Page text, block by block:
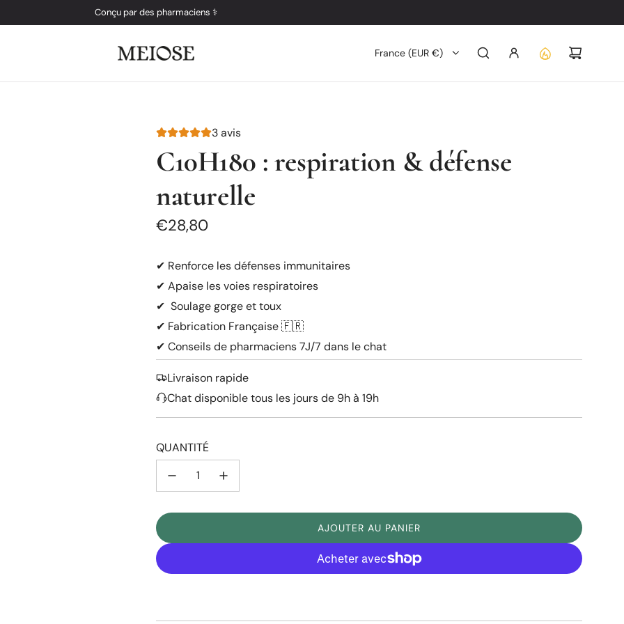
bienvenue15 Code de bienvenue -15%
Livraison offerte à partir de 49€ d'achat !
Fabriqué en france🇫🇷
Conçu par des pharmaciens ⚕️
France (EUR €)
3 avis
C10H180 : respiration & défense
naturelle
Prix
€28,80
✔ Renforce les défenses immunitaires
✔ Apaise les voies respiratoires
✔ Soulage gorge et toux
✔ Fabrication Française 🇫🇷
✔ Conseils de pharmaciens 7J/7 dans le chat
Livraison rapide
Chat disponible tous les jours de 9h à 19h
QUANTITÉ
AJOUTER AU PANIER
C
A